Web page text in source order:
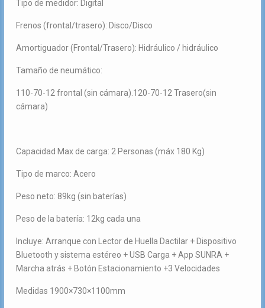
Tipo de medidor: Digital
Frenos (frontal/trasero): Disco/Disco
Amortiguador (Frontal/Trasero): Hidráulico / hidráulico
Tamaño de neumático:
110-70-12 frontal (sin cámara).120-70-12 Trasero(sin
cámara)
Capacidad Max de carga: 2 Personas (máx 180 Kg)
Tipo de marco: Acero
Peso neto: 89kg (sin baterías)
Peso de la batería: 12kg cada una
Incluye: Arranque con Lector de Huella Dactilar + Dispositivo
Bluetooth y sistema estéreo + USB Carga + App SUNRA +
Marcha atrás + Botón Estacionamiento +3 Velocidades
Medidas 1900×730×1100mm